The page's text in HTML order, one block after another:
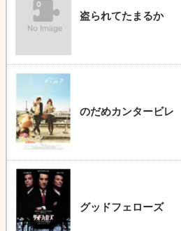
盗られてたまるか
のだめカンタービ
グッドフェローズ